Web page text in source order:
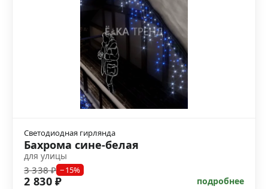
Светодиодная гирлянда
Бахрома сине-белая
для улицы
3 338 ₽ −15%
2 830 ₽ подробнее